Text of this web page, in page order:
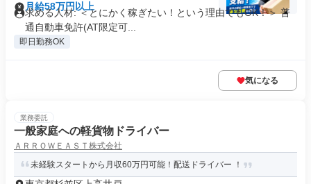
月給58万円以上
求める人材: ＜とにかく稼ぎたい！という理由でもOK！＞ 普
通自動車免許(AT限定可...
即日勤務OK
気になる
業務委託
一般家庭への軽貨物ドライバー
ＡＲＲＯＷＥＡＳＴ株式会社
未経験スタートから月収60万円可能！配送ドライバー ！